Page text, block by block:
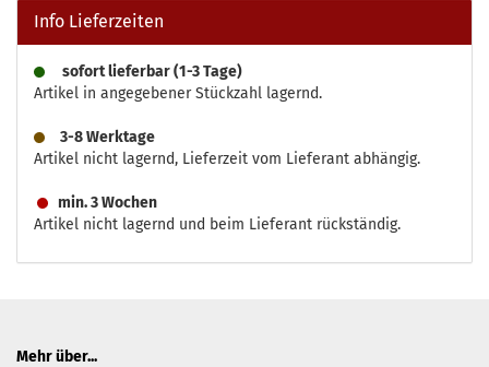
Info Lieferzeiten
sofort lieferbar (1-3 Tage)
Artikel in angegebener Stückzahl lagernd.
3-8 Werktage
Artikel nicht lagernd, Lieferzeit vom Lieferant abhängig.
min. 3 Wochen
Artikel nicht lagernd und beim Lieferant rückständig.
Mehr über...